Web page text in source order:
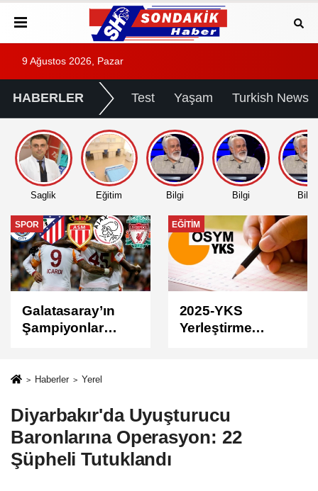
9 Ağustos 2026, Pazar
HABERLER Test Yaşam Turkish News
Saglik Eğitim Bilgi Bilgi Bilgi
EĞITIM
2025-YKS
Yerleştirme
Sonuçlar
Açıldı
EĞITIM
2025 DGS Sınav
Sonuçları
Haberler Yerel
Diyarbakır'da Uyuşturucu
Baronlarına Operasyon: 22
Şüpheli Tutuklandı